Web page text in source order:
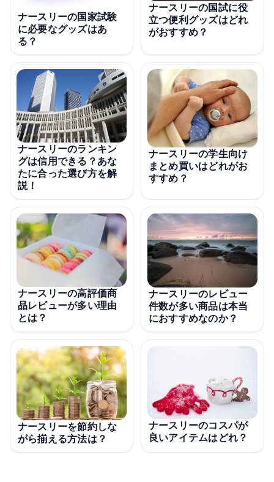
ナースリーの国家試験
に必要なグッズはあ
る？
ナースリーの国試に役
立つ便利グッズはどれ
がおすすめ？
ナースリーのランキン
グは信用できる？あな
たに合った選び方を解
説！
ナースリーの学生向け
まとめ買いはどれがお
すすめ？
ナースリーの高評価商
品レビューが多い理由
とは？
ナースリーのレビュー
件数が多い商品は本当
におすすめなのか？
ナースリーを節約しな
がら揃える方法は？
ナースリーのコスパが
良いアイテムはどれ？